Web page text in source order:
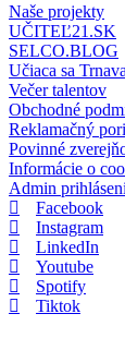
Naše projekty
UČITEĽ21.SK
SELCO.BLOG
Učiaca sa Trnava
Večer talentov
Obchodné
Reklamačný
Povinné
Informácie o
Admin
Facebook
Instagram
LinkedIn
Youtube
Spotify
Tiktok